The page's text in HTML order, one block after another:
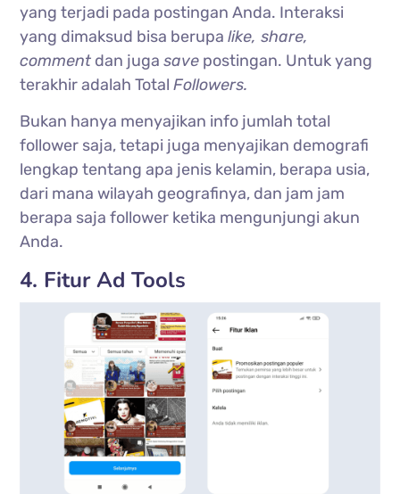
yang terjadi pada postingan Anda. Interaksi
yang dimaksud bisa berupalike, share,
comment dan jugasave postingan. Untuk yang
terakhir adalah TotalFollowers.
Bukan hanya menyajikan info jumlah total
follower saja, tetapi juga menyajikan demografi
lengkap tentang apa jenis kelamin, berapa usia,
dari mana wilayah geografinya, dan jam jam
berapa saja follower ketika mengunjungi akun
Anda.
4. Fitur Ad Tools